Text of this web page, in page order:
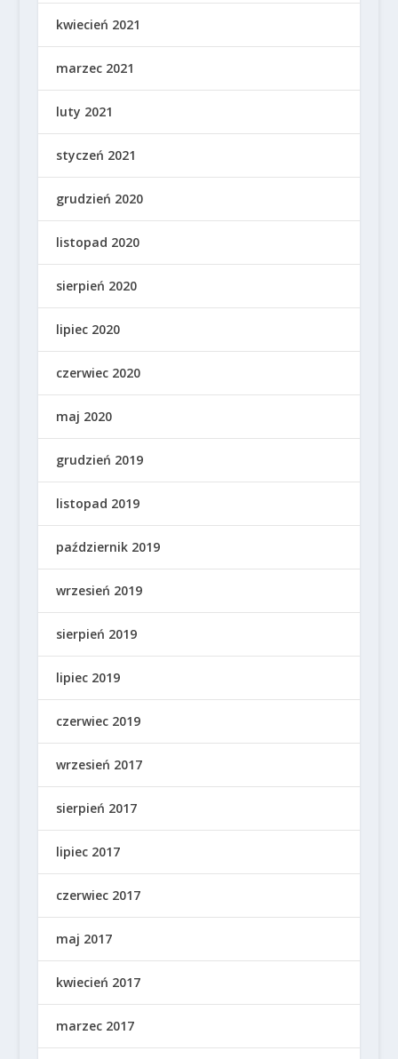
kwiecień 2021
marzec 2021
luty 2021
styczeń 2021
grudzień 2020
listopad 2020
sierpień 2020
lipiec 2020
czerwiec 2020
maj 2020
grudzień 2019
listopad 2019
październik 2019
wrzesień 2019
sierpień 2019
lipiec 2019
czerwiec 2019
wrzesień 2017
sierpień 2017
lipiec 2017
czerwiec 2017
maj 2017
kwiecień 2017
marzec 2017